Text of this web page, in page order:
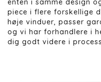
enten i samme design
piece i flere forskellige
høje vinduer, passer
og vi har forhandlere i
dig godt videre i